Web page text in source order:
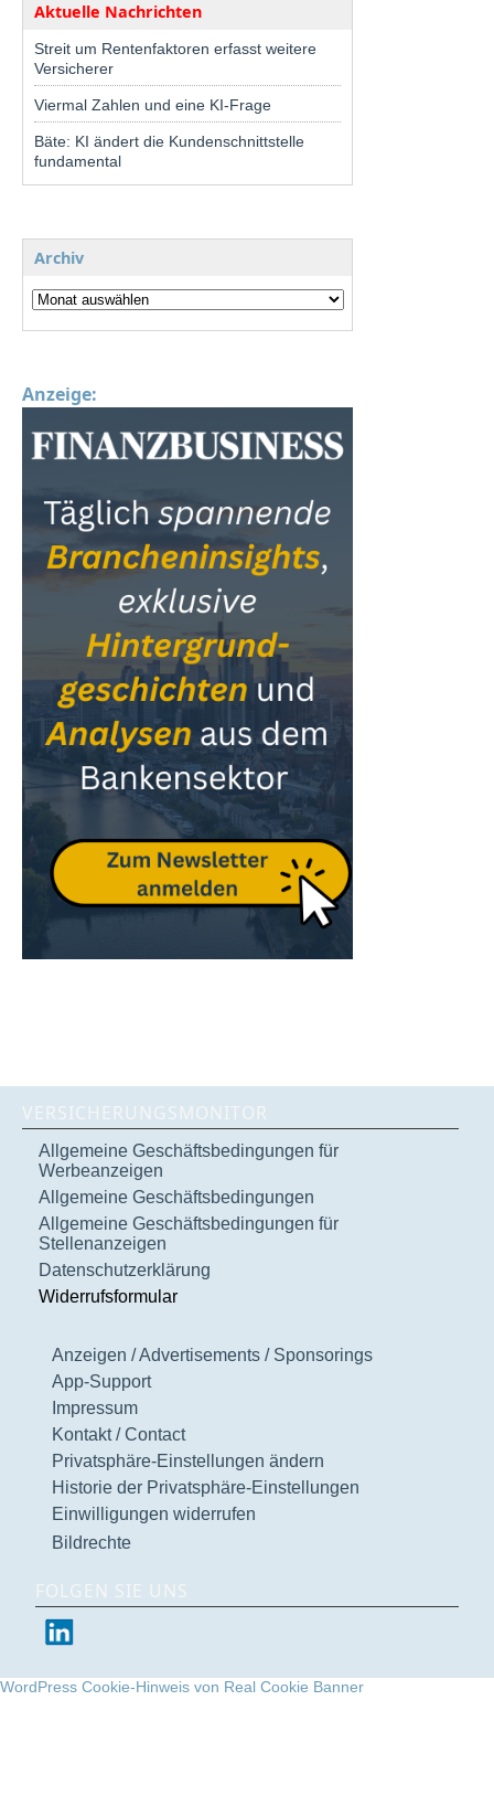
Aktuelle Nachrichten
Streit um Rentenfaktoren erfasst weitere
Versicherer
Viermal Zahlen und eine KI-Frage
Bäte: KI ändert die Kundenschnittstelle
fundamental
Archiv
Anzeige:
VERSICHERUNGSMONITOR
Allgemeine Geschäftsbedingungen für
Werbeanzeigen
Allgemeine Geschäftsbedingungen
Allgemeine Geschäftsbedingungen für
Stellenanzeigen
Datenschutzerklärung
Widerrufsformular
Anzeigen / Advertisements / Sponsorings
App-Support
Impressum
Kontakt / Contact
Privatsphäre-Einstellungen ändern
Historie der Privatsphäre-Einstellungen
Einwilligungen widerrufen
Bildrechte
FOLGEN SIE UNS
WordPress Cookie-Hinweis von Real Cookie Banner